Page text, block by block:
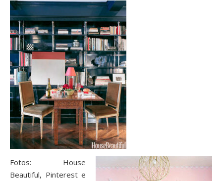
Fotos: House
Beautiful, Pinterest e